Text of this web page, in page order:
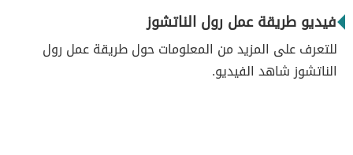
فيديو طريقة عمل رول الناتشوز
للتعرف على المزيد من المعلومات حول طريقة عمل رول
الناتشوز شاهد الفيديو.